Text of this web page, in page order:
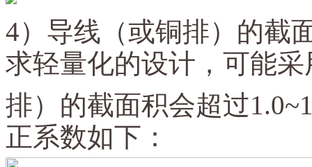
4）导线（或铜排）的截
求轻量化的设计，可能
排）的截面积会超过
正系数如下：